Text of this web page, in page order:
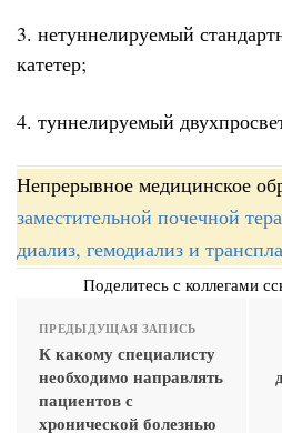
3. нетуннелируемый
катетер;
4. туннелируемый
Непрерывное медицинское
заместительной почечной
диализ, гемодиализ и
Поделитесь с коллегами
ПРЕДЫДУЩАЯ ЗАПИСЬ
К какому специалисту
необходимо направлять
пациентов с
хронической болезнью